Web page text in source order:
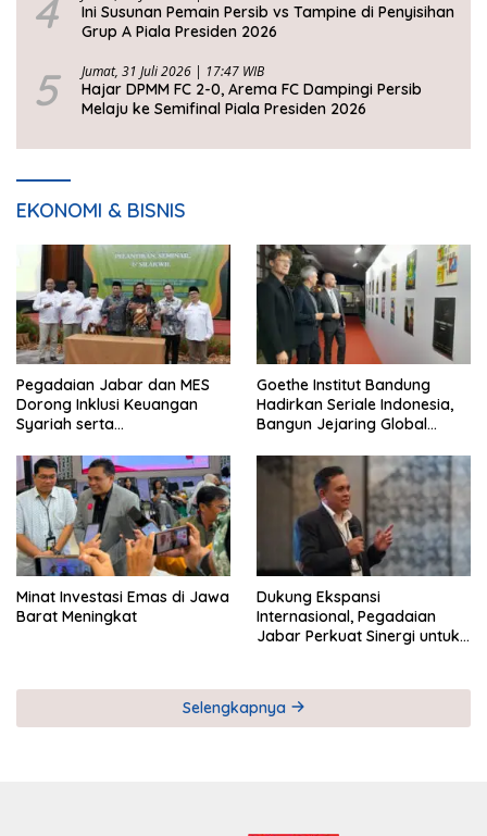
4
Ini Susunan Pemain Persib vs Tampine di Penyisihan
Grup A Piala Presiden 2026
5 Jumat, 31 Juli 2026 | 17:47 WIB
Hajar DPMM FC 2-0, Arema FC Dampingi Persib
Melaju ke Semifinal Piala Presiden 2026
EKONOMI & BISNIS
Pegadaian Jabar dan MES
Dorong Inklusi Keuangan
Syariah serta
Goethe Institut Bandung
Hadirkan Seriale Indonesia,
Bangun Jejaring Global
Minat Investasi Emas di Jawa
Barat Meningkat
Dukung Ekspansi
Internasional, Pegadaian
Jabar Perkuat Sinergi untuk
Selengkapnya